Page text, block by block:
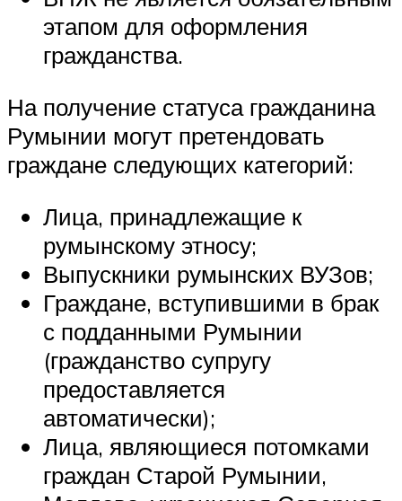
этапом для оформления
гражданства.
На получение статуса гражданина
Румынии могут претендовать
граждане следующих категорий:
Лица, принадлежащие к
румынскому этносу;
Выпускники румынских ВУЗов;
Граждане, вступившими в брак
с подданными Румынии
(гражданство супругу
предоставляется
автоматически);
Лица, являющиеся потомками
граждан Старой Румынии,